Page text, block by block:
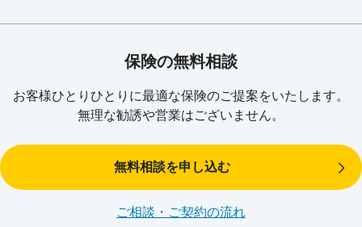
保険の無料相談
お客様ひとりひとりに最適な保険のご提案をいたします。
無理な勧誘や営業はございません。
無料相談を申し込む
ご相談・ご契約の流れ